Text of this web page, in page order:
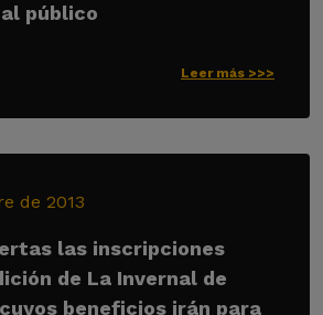
público
Leer más >>>
de 2013
las inscripciones
de La Invernal de
beneficios irán para